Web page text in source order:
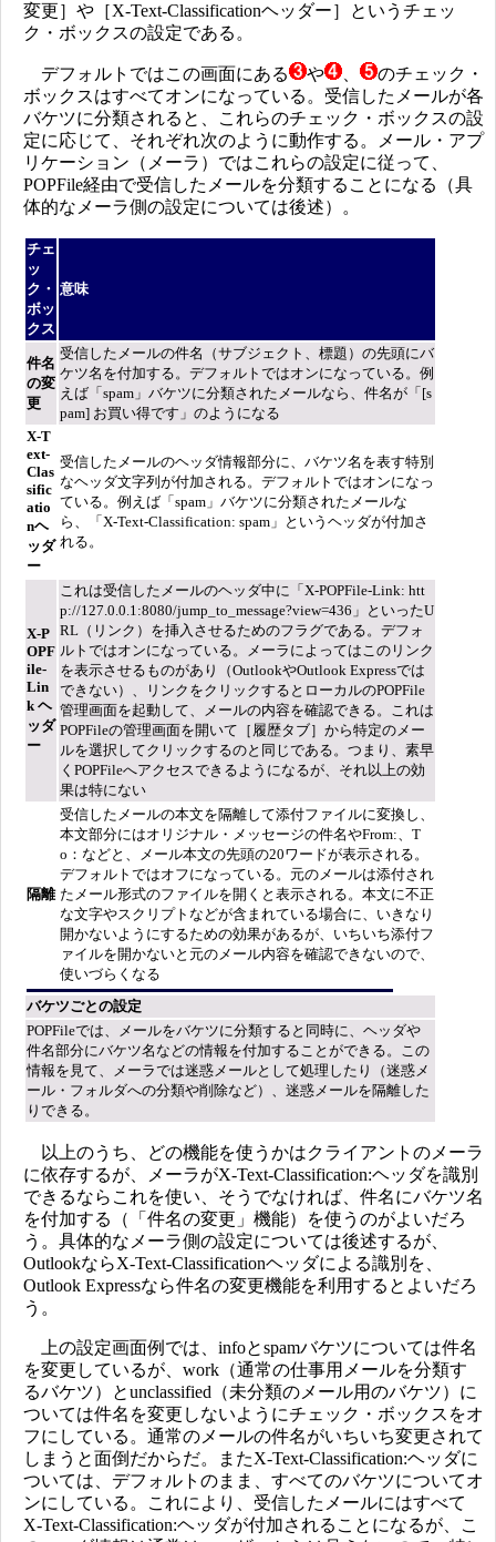
変更］や［X-Text-Classificationヘッダー］というチェッ
ク・ボックスの設定である。
デフォルトではこの画面にある や
のチェック・
ボックスはすべてオンになっている。受信したメールが各
バケツに分類されると、これらのチェック・ボックスの設
定に応じて、それぞれ次のように動作する。メール・アプ
リケーション（メーラ）ではこれらの設定に従って、
POPFile経由で受信したメールを分類することになる（具
体的なメーラ側の設定については後述）。
チェ
ッ
ク・
ボッ
クス
意味
件名
の変
更
受信したメールの件名（サブジェクト、標題）の先頭にバ
ケツ名を付加する。デフォルトではオンになっている。例
えば「spam」バケツに分類されたメールなら、件名が「[s
pam] お買い得です」のようになる
X-T
ext-
Clas
sific
atio
nヘ
ッダ
ー
受信したメールのヘッダ情報部分に、バケツ名を表す特別
なヘッダ文字列が付加される。デフォルトではオンになっ
ている。例えば「spam」バケツに分類されたメールな
ら、「X-Text-Classification: spam」というヘッダが付加さ
れる。
X-P
OPF
ile-
Lin
k ヘ
ッダ
ー
これは受信したメールのヘッダ中に「X-POPFile-Link: htt
p://127.0.0.1:8080/jump_to_message?view=436」といったU
RL（リンク）を挿入させるためのフラグである。デフォ
ルトではオンになっている。メーラによってはこのリンク
を表示させるものがあり（OutlookやOutlook Expressでは
できない）、リンクをクリックするとローカルのPOPFile
管理画面を起動して、メールの内容を確認できる。これは
POPFileの管理画面を開いて［履歴タブ］から特定のメー
ルを選択してクリックするのと同じである。つまり、素早
くPOPFileへアクセスできるようになるが、それ以上の効
果は特にない
隔離
受信したメールの本文を隔離して添付ファイルに変換し、
本文部分にはオリジナル・メッセージの件名やFrom:、T
o：などと、メール本文の先頭の20ワードが表示される。
デフォルトではオフになっている。元のメールは添付され
たメール形式のファイルを開くと表示される。本文に不正
な文字やスクリプトなどが含まれている場合に、いきなり
開かないようにするための効果があるが、いちいち添付フ
ァイルを開かないと元のメール内容を確認できないので、
使いづらくなる
バケツごとの設定
POPFileでは、メールをバケツに分類すると同時に、ヘッダや
件名部分にバケツ名などの情報を付加することができる。この
情報を見て、メーラでは迷惑メールとして処理したり（迷惑メ
ール・フォルダへの分類や削除など）、迷惑メールを隔離した
りできる。
以上のうち、どの機能を使うかはクライアントのメーラ
に依存するが、メーラがX-Text-Classification:ヘッダを識別
できるならこれを使い、そうでなければ、件名にバケツ名
を付加する（「件名の変更」機能）を使うのがよいだろ
う。具体的なメーラ側の設定については後述するが、
OutlookならX-Text-Classificationヘッダによる識別を、
Outlook Expressなら件名の変更機能を利用するとよいだろ
う。
上の設定画面例では、infoとspamバケツについては件名
を変更しているが、work（通常の仕事用メールを分類す
るバケツ）とunclassified（未分類のメール用のバケツ）に
ついては件名を変更しないようにチェック・ボックスをオ
フにしている。通常のメールの件名がいちいち変更されて
しまうと面倒だからだ。またX-Text-Classification:ヘッダに
ついては、デフォルトのまま、すべてのバケツについてオ
ンにしている。これにより、受信したメールにはすべて
X-Text-Classification:ヘッダが付加されることになるが、こ